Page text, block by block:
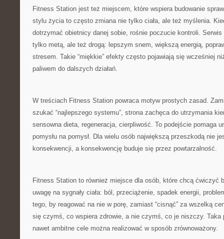
Fitness Station jest też miejscem, które wspiera budowanie
stylu życia to często zmiana nie tylko ciała, ale też myślenia.
dotrzymać obietnicy danej sobie, rośnie poczucie kontroli.
tylko metą, ale też drogą: lepszym snem, większą energią,
stresem. Takie “miękkie” efekty często pojawiają się wcześniej
paliwem do dalszych działań.
W treściach Fitness Station powraca motyw prostych zasad.
szukać “najlepszego systemu”, strona zachęca do utrzymania
sensowna dieta, regeneracja, cierpliwość. To podejście pomaga
pomysłu na pomysł. Dla wielu osób największą przeszkodą nie
konsekwencji, a konsekwencję buduje się przez powtarzalność.
Fitness Station to również miejsce dla osób, które chcą ćwiczyć
uwagę na sygnały ciała: ból, przeciążenie, spadek energii,
tego, by reagować na nie w porę, zamiast “cisnąć” za wszelką
się czymś, co wspiera zdrowie, a nie czymś, co je niszczy. Taka
nawet ambitne cele można realizować w sposób zrównoważony.